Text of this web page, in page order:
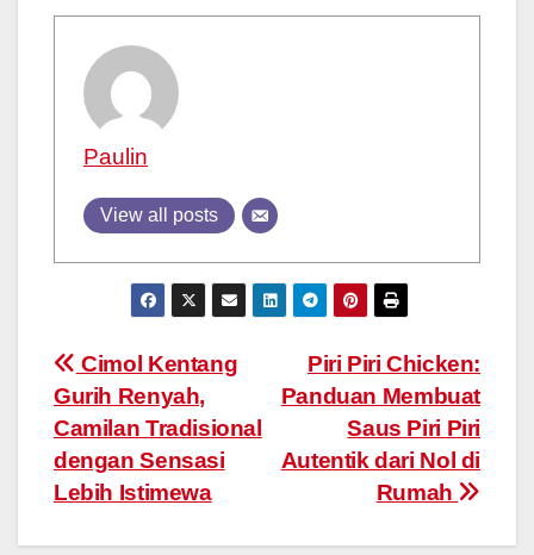
Paulin
View all posts
Post
navigation
Piri Piri Chicken:
Panduan Membuat
Saus Piri Piri
Autentik dari Nol di
Rumah
Cimol Kentang
Gurih Renyah,
Camilan Tradisional
dengan Sensasi
Lebih Istimewa